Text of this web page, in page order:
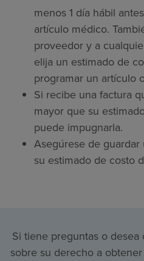
menos 1 día hábil
artículo médico.
proveedor y a
elija un estimado de
programar un artículo
Si recibe una factura
mayor que su
puede impugnarla.
Asegúrese de
su estimado de costo
Si tiene preguntas o
sobre su derecho a